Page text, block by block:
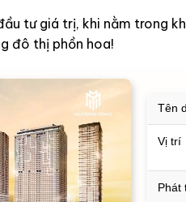
tư giá trị, khi nằm trong
đô thị phồn hoa!
Tên
Vị trí
Phát